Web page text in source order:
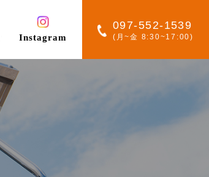
Instagram
097-552-1539
(月~金 8:30~17:00)